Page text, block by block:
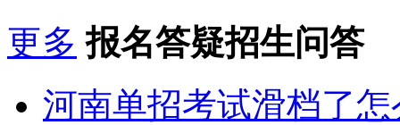
更多 报名答疑招生问答
河南单招考试滑档了